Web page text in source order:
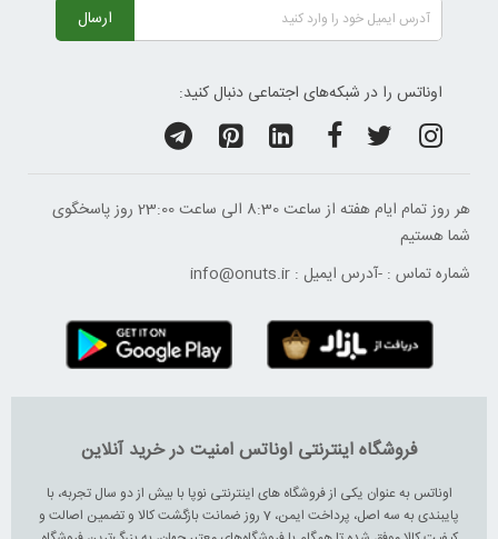
ارسال
اوناتس را در شبکه‌های اجتماعی دنبال کنید:
هر روز تمام ایام هفته از ساعت 8:30 الی ساعت 23:00 ‌روز پاسخگوی
شما هستیم
شماره تماس : -آدرس ایمیل : info@onuts.ir
فروشگاه اینترنتی اوناتس امنیت در خرید آنلاین
اوناتس به عنوان یکی از فروشگاه های اینترنتی نوپا با بیش از دو سال تجربه، با
پایبندی به سه اصل، پرداخت ایمن، 7 روز ضمانت بازگشت کالا و تضمین اصالت و